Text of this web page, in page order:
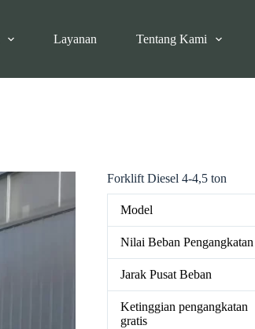
Layanan Tentang Kami
Forklift Diesel 4-4,5 ton
Model
Nilai Beban Pengangkatan
Jarak Pusat Beban
Ketinggian pengangkatan
gratis